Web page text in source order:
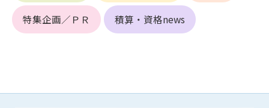
特集企画／ＰＲ 積算・資格news
(7) 公序良俗に反する行為
(8) 犯罪的行為に結びつく行為
(9) その他、法律に反する行為